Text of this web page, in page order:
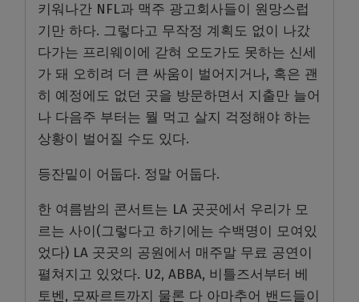
키워나간 NFL과 맥주 광고회사들이 원망스럽
기만 하다. 그렇다고 무작정 계획도 없이 나갔
다가는 프리웨이에 갇혀 오도가도 못하는 신세
가 돼 오히려 더 큰 싸움이 벌어지거나, 혹은 괜
히 예정에도 없던 곳을 방문하면서 지출만 늘어
나 다음주 부터는 뭘 먹고 살지 걱정해야 하는
상황이 벌어질 수도 있다.
등잔밑이 어둡다. 정말 어둡다.
한 여름밤의 콘서트는 LA 곳곳에서 우리가 모
르는 사이(그렇다고 하기에는 수백명이 모여있
었다) LA 곳곳의 공원에서 매주말 무료 공연이
펼쳐지고 있었다. U2, ABBA, 비틀즈서부터 베
토벤, 모짜르트까지 물론 다 아마추어 밴드들이